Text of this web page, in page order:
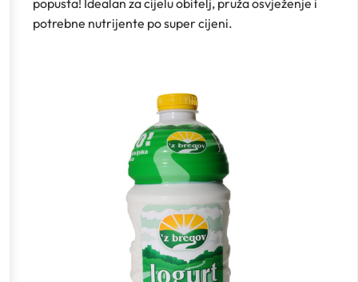
potrebne nutrijente po super cijeni.